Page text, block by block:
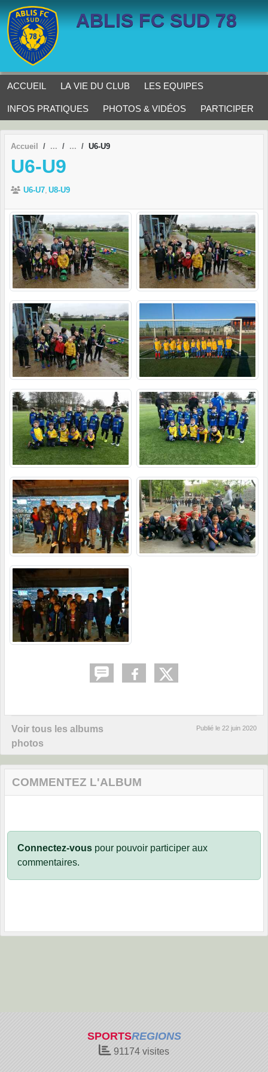
ABLIS FC SUD 78
ACCUEIL LA VIE DU CLUB LES EQUIPES
INFOS PRATIQUES PHOTOS & VIDÉOS PARTICIPER
Accueil U6-U9
U6-U9
U6-U7 U8-U9
Voir tous les albums
photos
Publié le 22 juin 2020
COMMENTEZ L'ALBUM
Connectez-vous pour pouvoir participer aux
commentaires.
SPORTSREGIONS
91174 visites
Panneau de gestion des cookies